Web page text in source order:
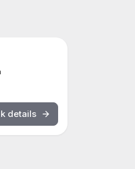
details